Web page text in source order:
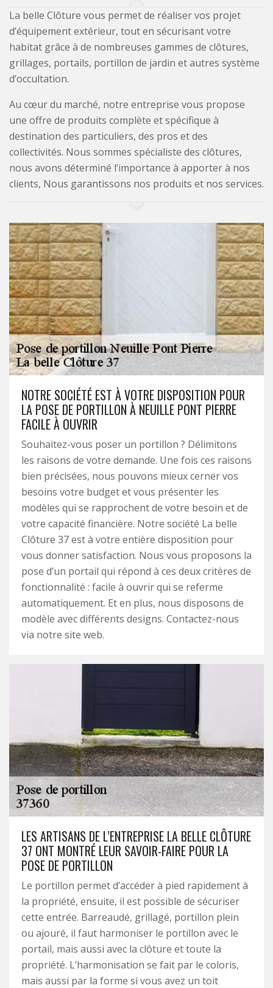
La belle Clôture vous permet de réaliser vos projet
d’équipement extérieur, tout en sécurisant votre
habitat grâce à de nombreuses gammes de clôtures,
grillages, portails, portillon de jardin et autres système
d’occultation.
Au cœur du marché, notre entreprise vous propose
une offre de produits complète et spécifique à
destination des particuliers, des pros et des
collectivités. Nous sommes spécialiste des clôtures,
nous avons déterminé l’importance à apporter à nos
clients, Nous garantissons nos produits et nos services.
NOTRE SOCIÉTÉ EST À VOTRE DISPOSITION POUR
LA POSE DE PORTILLON À NEUILLE PONT PIERRE
FACILE À OUVRIR
Souhaitez-vous poser un portillon ? Délimitons
les raisons de votre demande. Une fois ces raisons
bien précisées, nous pouvons mieux cerner vos
besoins votre budget et vous présenter les
modèles qui se rapprochent de votre besoin et de
votre capacité financière. Notre société La belle
Clôture 37 est à votre entière disposition pour
vous donner satisfaction. Nous vous proposons la
pose d’un portail qui répond à ces deux critères de
fonctionnalité : facile à ouvrir qui se referme
automatiquement. Et en plus, nous disposons de
modèle avec différents designs. Contactez-nous
via notre site web.
LES ARTISANS DE L’ENTREPRISE LA BELLE CLÔTURE
37 ONT MONTRÉ LEUR SAVOIR-FAIRE POUR LA
POSE DE PORTILLON
Le portillon permet d’accéder à pied rapidement à
la propriété, ensuite, il est possible de sécuriser
cette entrée. Barreaudé, grillagé, portillon plein
ou ajouré, il faut harmoniser le portillon avec le
portail, mais aussi avec la clôture et toute la
propriété. L’harmonisation se fait par le coloris,
mais aussi par la forme si vous avez un toit